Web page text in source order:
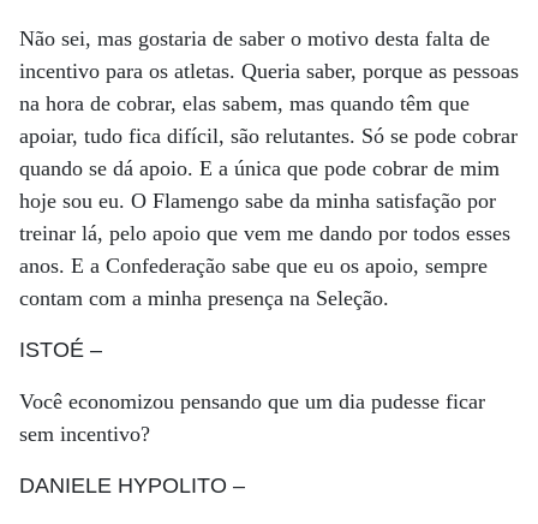
Não sei, mas gostaria de saber o motivo desta falta de
incentivo para os atletas. Queria saber, porque as pessoas
na hora de cobrar, elas sabem, mas quando têm que
apoiar, tudo fica difícil, são relutantes. Só se pode cobrar
quando se dá apoio. E a única que pode cobrar de mim
hoje sou eu. O Flamengo sabe da minha satisfação por
treinar lá, pelo apoio que vem me dando por todos esses
anos. E a Confederação sabe que eu os apoio, sempre
contam com a minha presença na Seleção.
ISTOÉ –
Você economizou pensando que um dia pudesse ficar
sem incentivo?
DANIELE HYPOLITO –